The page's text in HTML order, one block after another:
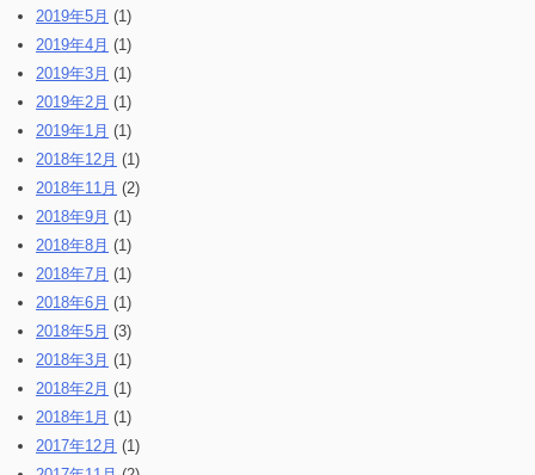
2019年5月 (1)
2019年4月 (1)
2019年3月 (1)
2019年2月 (1)
2019年1月 (1)
2018年12月 (1)
2018年11月 (2)
2018年9月 (1)
2018年8月 (1)
2018年7月 (1)
2018年6月 (1)
2018年5月 (3)
2018年3月 (1)
2018年2月 (1)
2018年1月 (1)
2017年12月 (1)